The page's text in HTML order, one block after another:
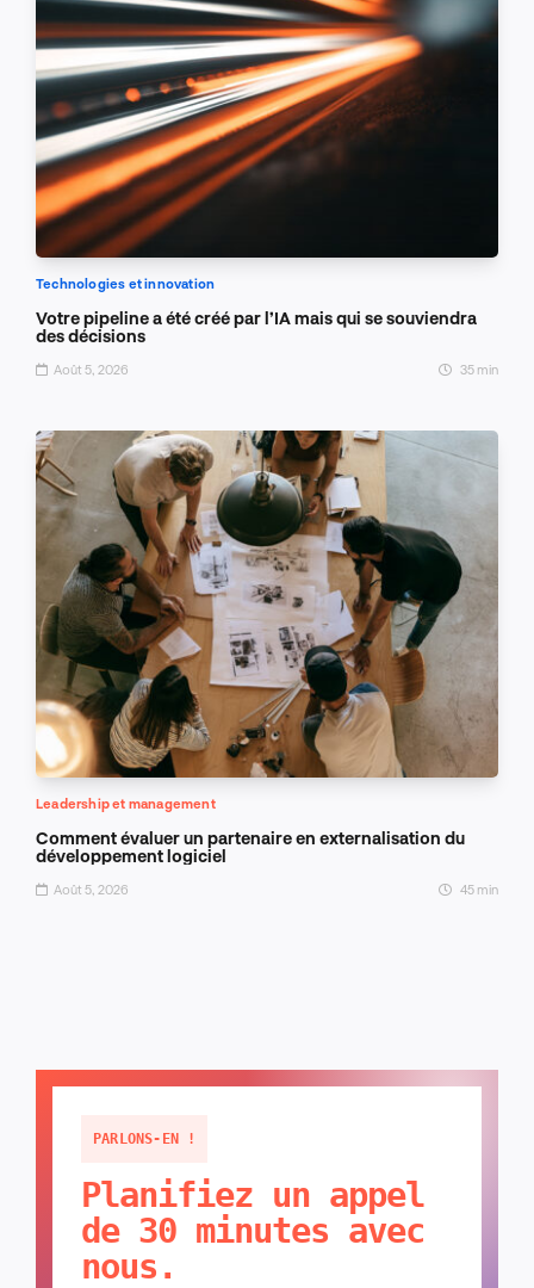
Technologies et innovation
Votre pipeline a été créé par l’IA mais qui se souviendra
des décisions
Août 5, 2026 35 min
Leadership et management
Comment évaluer un partenaire en externalisation du
développement logiciel
Août 5, 2026 45 min
PARLONS-EN !
Planifiez un appel
de 30 minutes avec
nous.